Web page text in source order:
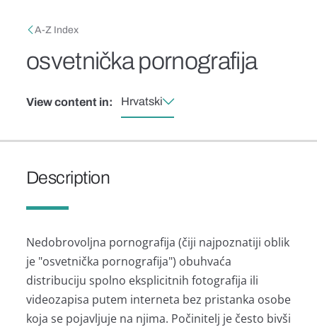
Breadcrumb
A-Z Index
osvetnička pornografija
View content in: Hrvatski
Description
Nedobrovoljna pornografija (čiji najpoznatiji oblik
je "osvetnička pornografija") obuhvaća
distribuciju spolno eksplicitnih fotografija ili
videozapisa putem interneta bez pristanka osobe
koja se pojavljuje na njima. Počinitelj je često bivši